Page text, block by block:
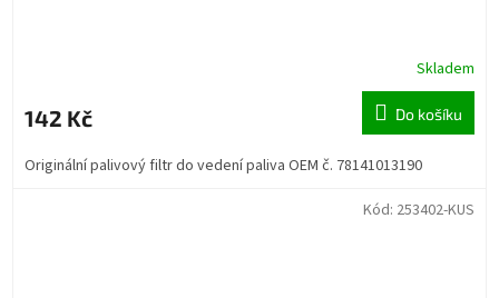
Skladem
142 Kč Do košíku
Originální palivový filtr do vedení paliva OEM č. 78141013190
Kód: 253402-KUS